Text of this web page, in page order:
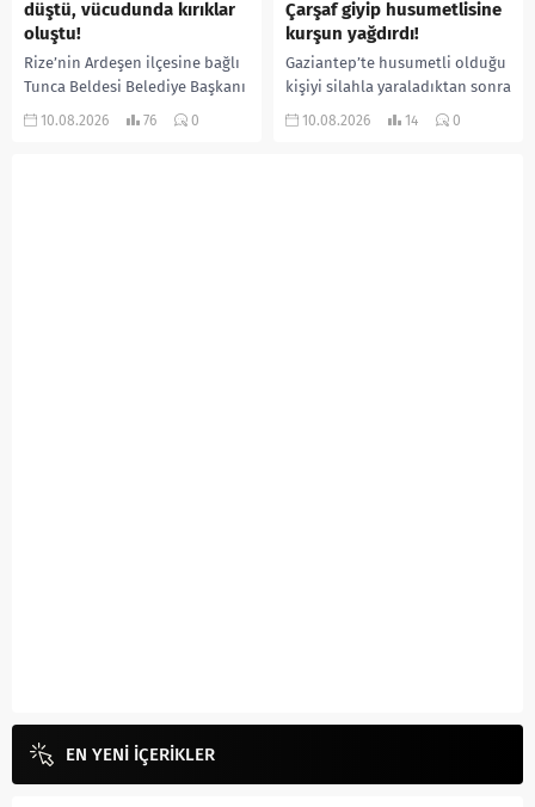
düştü, vücudunda kırıklar
oluştu!
Rize’nin Ardeşen ilçesine bağlı
Tunca Beldesi Belediye Başkanı
Ramazan Topçu, arı
10.08.2026 76 0
Çarşaf giyip husumetlisine
kurşun yağdırdı!
Gaziantep’te husumetli olduğu
kişiyi silahla yaraladıktan sonra
kaçmaya çalışan şüpheli, polis
10.08.2026 14 0
EN YENİ İÇERİKLER